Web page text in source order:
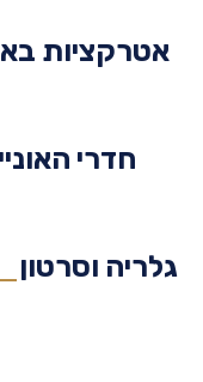
באונייה
חדרי האונייה
וסרטון